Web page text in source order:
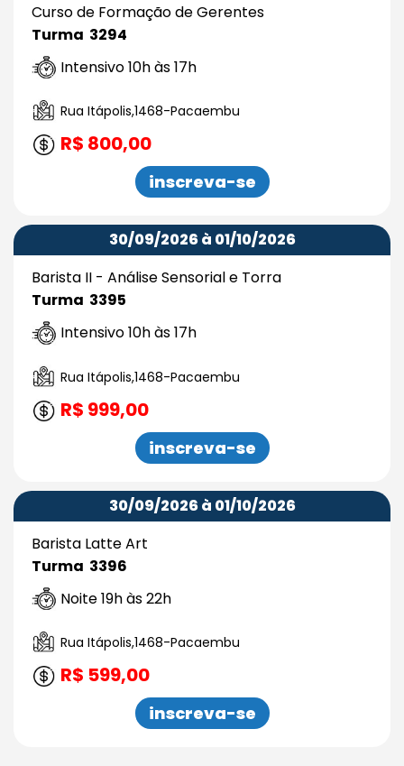
Curso de Formação de Gerentes
Turma 3294
Intensivo 10h às 17h
Rua Itápolis,1468-Pacaembu
R$ 800,00
inscreva-se
30/09/2026 à 01/10/2026
Barista II - Análise Sensorial e Torra
Turma 3395
Intensivo 10h às 17h
Rua Itápolis,1468-Pacaembu
R$ 999,00
inscreva-se
30/09/2026 à 01/10/2026
Barista Latte Art
Turma 3396
Noite 19h às 22h
Rua Itápolis,1468-Pacaembu
R$ 599,00
inscreva-se